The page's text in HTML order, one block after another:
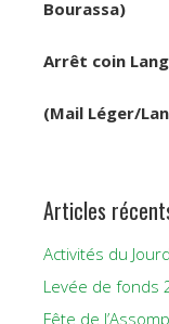
Bourassa)
Arrêt coin
(Mail Léger/
Articles
Activités du
Levée de fonds
Fête de